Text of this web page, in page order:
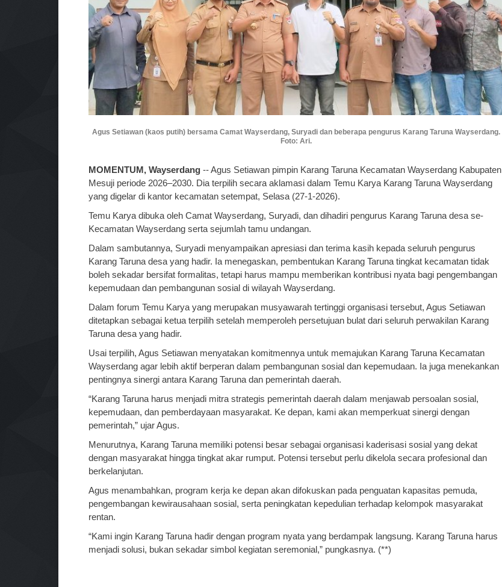
Agus Setiawan (kaos putih) bersama Camat Wayserdang, Suryadi dan beberapa pengurus Karang Taruna Wayserdang.
Foto: Ari.
MOMENTUM, Wayserdang -- Agus Setiawan pimpin Karang Taruna Kecamatan Wayserdang Kabupaten
Mesuji periode 2026–2030. Dia terpilih secara aklamasi dalam Temu Karya Karang Taruna Wayserdang
yang digelar di kantor kecamatan setempat, Selasa (27-1-2026).
Temu Karya dibuka oleh Camat Wayserdang, Suryadi, dan dihadiri pengurus Karang Taruna desa se-
Kecamatan Wayserdang serta sejumlah tamu undangan.
Dalam sambutannya, Suryadi menyampaikan apresiasi dan terima kasih kepada seluruh pengurus
Karang Taruna desa yang hadir. Ia menegaskan, pembentukan Karang Taruna tingkat kecamatan tidak
boleh sekadar bersifat formalitas, tetapi harus mampu memberikan kontribusi nyata bagi pengembangan
kepemudaan dan pembangunan sosial di wilayah Wayserdang.
Dalam forum Temu Karya yang merupakan musyawarah tertinggi organisasi tersebut, Agus Setiawan
ditetapkan sebagai ketua terpilih setelah memperoleh persetujuan bulat dari seluruh perwakilan Karang
Taruna desa yang hadir.
Usai terpilih, Agus Setiawan menyatakan komitmennya untuk memajukan Karang Taruna Kecamatan
Wayserdang agar lebih aktif berperan dalam pembangunan sosial dan kepemudaan. Ia juga menekankan
pentingnya sinergi antara Karang Taruna dan pemerintah daerah.
“Karang Taruna harus menjadi mitra strategis pemerintah daerah dalam menjawab persoalan sosial,
kepemudaan, dan pemberdayaan masyarakat. Ke depan, kami akan memperkuat sinergi dengan
pemerintah,” ujar Agus.
Menurutnya, Karang Taruna memiliki potensi besar sebagai organisasi kaderisasi sosial yang dekat
dengan masyarakat hingga tingkat akar rumput. Potensi tersebut perlu dikelola secara profesional dan
berkelanjutan.
Agus menambahkan, program kerja ke depan akan difokuskan pada penguatan kapasitas pemuda,
pengembangan kewirausahaan sosial, serta peningkatan kepedulian terhadap kelompok masyarakat
rentan.
“Kami ingin Karang Taruna hadir dengan program nyata yang berdampak langsung. Karang Taruna harus
menjadi solusi, bukan sekadar simbol kegiatan seremonial,” pungkasnya. (**)